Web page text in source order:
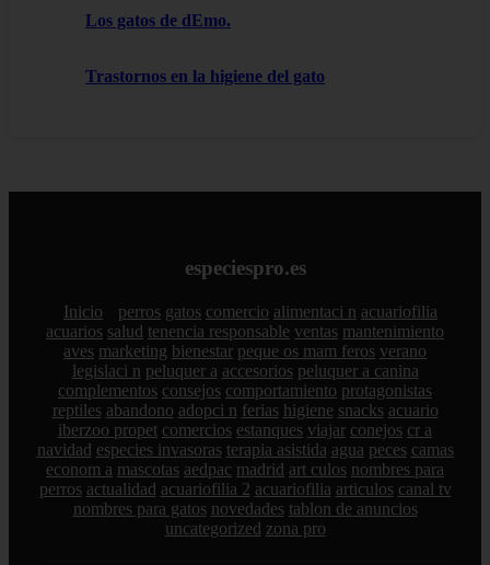
Los gatos de dEmo.
Trastornos en la higiene del gato
especiespro.es
Inicio perros gatos comercio alimentaci n acuariofilia
acuarios salud tenencia responsable ventas mantenimiento
aves marketing bienestar peque os mam feros verano
legislaci n peluquer a accesorios peluquer a canina
complementos consejos comportamiento protagonistas
reptiles abandono adopci n ferias higiene snacks acuario
iberzoo propet comercios estanques viajar conejos cr a
navidad especies invasoras terapia asistida agua peces camas
econom a mascotas aedpac madrid art culos nombres para
perros actualidad acuariofilia 2 acuariofilia articulos canal tv
nombres para gatos novedades tablon de anuncios
uncategorized zona pro